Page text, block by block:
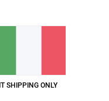
IT SHIPPING ONLY